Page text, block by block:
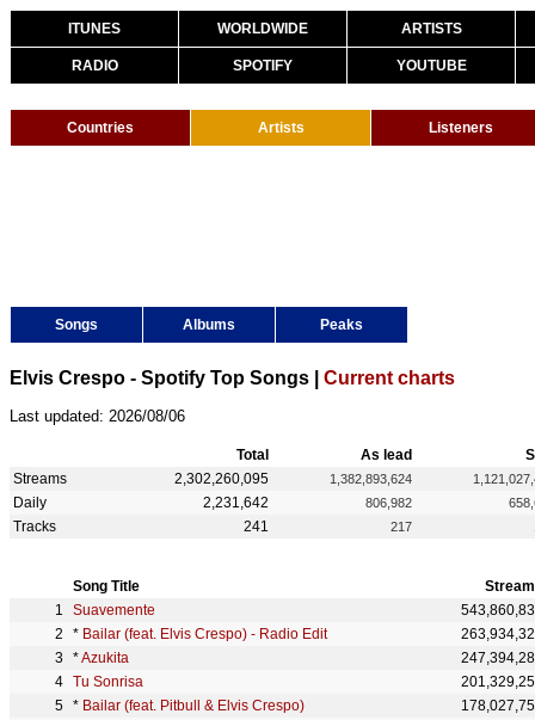
ITUNES WORLDWIDE ARTISTS
RADIO SPOTIFY YOUTUBE
Countries Artists Listeners
Songs Albums Peaks
Elvis Crespo - Spotify Top Songs | Current charts
Last updated: 2026/08/06
Total As lead
Streams
2,302,260,095 1,382,893,624
Daily 2,231,642 806,982
Tracks 241 217
Song Title
Suavemente
* Bailar (feat. Elvis Crespo) - Radio Edit
*Azukita
Tu Sonrisa
* Bailar (feat. Pitbull & Elvis Crespo)